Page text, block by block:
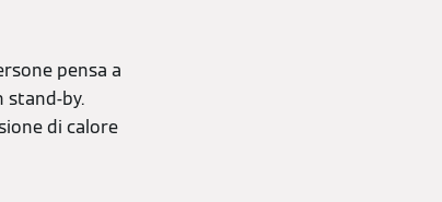
pensa a
by.
di calore